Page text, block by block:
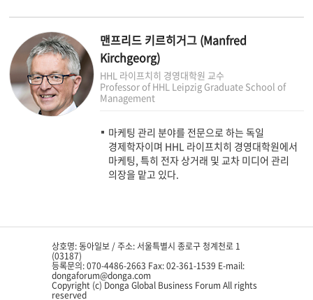
맨프리드 키르히거그 (Manfred
Kirchgeorg)
HHL 라이프치히 경영대학원 교수
Professor of HHL Leipzig Graduate School of
Management
마케팅 관리 분야를 전문으로 하는 독일
경제학자이며 HHL 라이프치히 경영대학원에서
마케팅, 특히 전자 상거래 및 교차 미디어 관리
의장을 맡고 있다.
상호명: 동아일보 / 주소: 서울특별시 종로구 청계천로 1
(03187)
등록문의: 070-4486-2663 Fax: 02-361-1539 E-mail:
dongaforum@donga.com
Copyright (c) Donga Global Business Forum All rights
reserved